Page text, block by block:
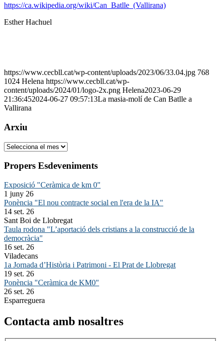
https://ca.wikipedia.org/wiki/Can_Batlle_(Vallirana)
Esther Hachuel
https://www.cecbll.cat/wp-content/uploads/2023/06/33.04.jpg 768
1024 Helena https://www.cecbll.cat/wp-
content/uploads/2024/01/logo-2x.png Helena2023-06-29
21:36:452024-06-27 09:57:13La masia-molí de Can Batlle a
Vallirana
Arxiu
Arxiu
Propers Esdeveniments
Exposició "Ceràmica de km 0"
1 juny 26
Ponència "El nou contracte social en l'era de la IA"
14 set. 26
Sant Boi de Llobregat
Taula rodona "L’aportació dels cristians a la construcció de la
democràcia"
16 set. 26
Viladecans
1a Jornada d’Història i Patrimoni - El Prat de Llobregat
19 set. 26
Ponència "Ceràmica de KM0"
26 set. 26
Esparreguera
Contacta amb nosaltres